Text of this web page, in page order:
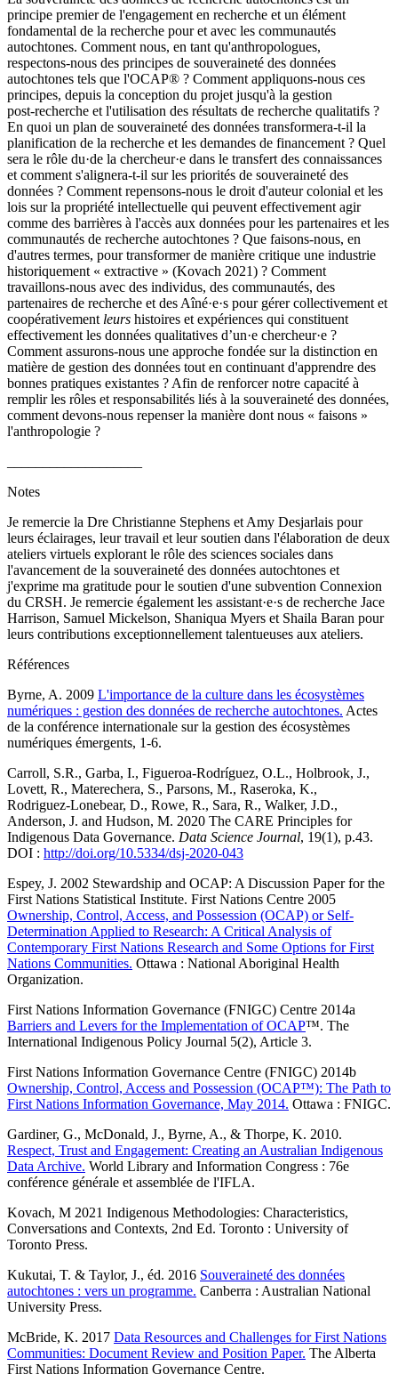
principe premier de l'engagement en recherche et un élément
fondamental de la recherche pour et avec les communautés
autochtones. Comment nous, en tant qu'anthropologues,
respectons‑nous des principes de souveraineté des données
autochtones tels que l'OCAP® ? Comment appliquons‑nous ces
principes, depuis la conception du projet jusqu'à la gestion
post‑recherche et l'utilisation des résultats de recherche qualitatifs ?
En quoi un plan de souveraineté des données transformera‑t‑il la
planification de la recherche et les demandes de financement ? Quel
sera le rôle du·de la chercheur·e dans le transfert des connaissances
et comment s'alignera‑t‑il sur les priorités de souveraineté des
données ? Comment repensons‑nous le droit d'auteur colonial et les
lois sur la propriété intellectuelle qui peuvent effectivement agir
comme des barrières à l'accès aux données pour les partenaires et les
communautés de recherche autochtones ? Que faisons‑nous, en
d'autres termes, pour transformer de manière critique une industrie
historiquement « extractive » (Kovach 2021) ? Comment
travaillons‑nous avec des individus, des communautés, des
partenaires de recherche et des Aîné·e·s pour gérer collectivement et
coopérativement leurs histoires et expériences qui constituent
effectivement les données qualitatives d’un·e chercheur·e ?
Comment assurons‑nous une approche fondée sur la distinction en
matière de gestion des données tout en continuant d'apprendre des
bonnes pratiques existantes ? Afin de renforcer notre capacité à
remplir les rôles et responsabilités liés à la souveraineté des données,
comment devons‑nous repenser la manière dont nous « faisons »
l'anthropologie ?
Notes
Je remercie la Dre Christianne Stephens et Amy Desjarlais pour
leurs éclairages, leur travail et leur soutien dans l'élaboration de deux
ateliers virtuels explorant le rôle des sciences sociales dans
l'avancement de la souveraineté des données autochtones et
j'exprime ma gratitude pour le soutien d'une subvention Connexion
du CRSH. Je remercie également les assistant·e·s de recherche Jace
Harrison, Samuel Mickelson, Shaniqua Myers et Shaila Baran pour
leurs contributions exceptionnellement talentueuses aux ateliers.
Références
Byrne, A. 2009 L'importance de la culture dans les écosystèmes
numériques : gestion des données de recherche autochtones. Actes
de la conférence internationale sur la gestion des écosystèmes
numériques émergents, 1‑6.
Carroll, S.R., Garba, I., Figueroa‑Rodríguez, O.L., Holbrook, J.,
Lovett, R., Materechera, S., Parsons, M., Raseroka, K.,
Rodriguez‑Lonebear, D., Rowe, R., Sara, R., Walker, J.D.,
Anderson, J. and Hudson, M. 2020 The CARE Principles for
Indigenous Data Governance. Data Science Journal, 19(1), p.43.
DOI : http://doi.org/10.5334/dsj-2020-043
Espey, J. 2002 Stewardship and OCAP: A Discussion Paper for the
First Nations Statistical Institute. First Nations Centre 2005
Ownership, Control, Access, and Possession (OCAP) or Self-
Determination Applied to Research: A Critical Analysis of
Contemporary First Nations Research and Some Options for First
Nations Communities. Ottawa : National Aboriginal Health
Organization.
First Nations Information Governance (FNIGC) Centre 2014a
Barriers and Levers for the Implementation of OCAP™. The
International Indigenous Policy Journal 5(2), Article 3.
First Nations Information Governance Centre (FNIGC) 2014b
Ownership, Control, Access and Possession (OCAP™): The Path to
First Nations Information Governance, May 2014. Ottawa : FNIGC.
Gardiner, G., McDonald, J., Byrne, A., & Thorpe, K. 2010.
Respect, Trust and Engagement: Creating an Australian Indigenous
Data Archive. World Library and Information Congress : 76e
conférence générale et assemblée de l'IFLA.
Kovach, M 2021 Indigenous Methodologies: Characteristics,
Conversations and Contexts, 2nd Ed. Toronto : University of
Toronto Press.
Kukutai, T. & Taylor, J., éd. 2016 Souveraineté des données
autochtones : vers un programme. Canberra : Australian National
University Press.
McBride, K. 2017 Data Resources and Challenges for First Nations
Communities: Document Review and Position Paper. The Alberta
First Nations Information Governance Centre.